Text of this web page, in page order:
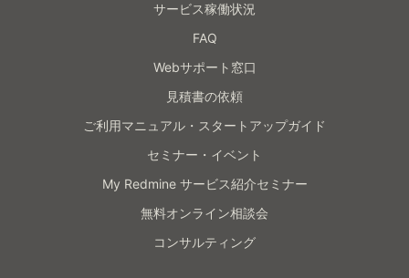
サービス稼働状況
FAQ
Webサポート窓口
見積書の依頼
ご利用マニュアル・スタートアップガイド
セミナー・イベント
My Redmine サービス紹介セミナー
無料オンライン相談会
コンサルティング